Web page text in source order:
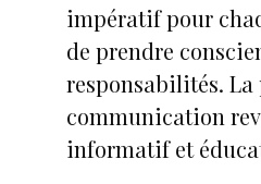
impératif pour
de prendre
responsabilités. La
communication
informatif et